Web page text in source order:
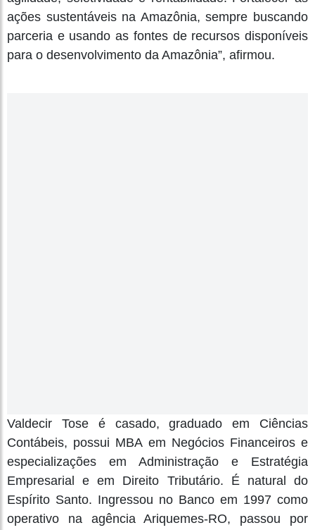
ações sustentáveis na Amazônia, sempre buscando
parceria e usando as fontes de recursos disponíveis
para o desenvolvimento da Amazônia”, afirmou.
Valdecir Tose é casado, graduado em Ciências
Contábeis, possui MBA em Negócios Financeiros e
especializações em Administração e Estratégia
Empresarial e em Direito Tributário. É natural do
Espírito Santo. Ingressou no Banco em 1997 como
operativo na agência Ariquemes-RO, passou por